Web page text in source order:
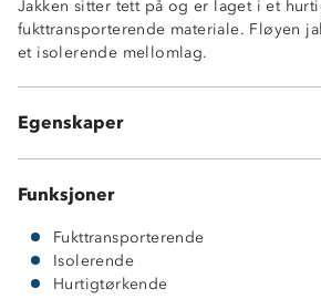
Jakken sitter tett på og er laget i et
fukttransporterende materiale. Fløyen
et isolerende mellomlag.
Egenskaper
Fukttransporterende
160 g ultrafleece
Funksjoner
Fukttransporterende
Isolerende
Hurtigtørkende